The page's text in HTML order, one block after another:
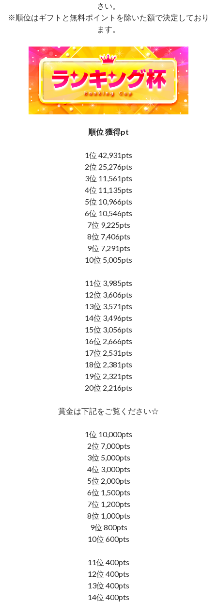
さい。
※順位はギフトと無料ポイントを除いた額で決定しており
ます。
順位 獲得pt
1位 42,931pts
2位 25,276pts
3位 11,561pts
4位 11,135pts
5位 10,966pts
6位 10,546pts
7位 9,225pts
8位 7,406pts
9位 7,291pts
10位 5,005pts
11位 3,985pts
12位 3,606pts
13位 3,571pts
14位 3,496pts
15位 3,056pts
16位 2,666pts
17位 2,531pts
18位 2,381pts
19位 2,321pts
20位 2,216pts
賞金は下記をご覧ください☆
1位 10,000pts
2位 7,000pts
3位 5,000pts
4位 3,000pts
5位 2,000pts
6位 1,500pts
7位 1,200pts
8位 1,000pts
9位 800pts
10位 600pts
11位 400pts
12位 400pts
13位 400pts
14位 400pts